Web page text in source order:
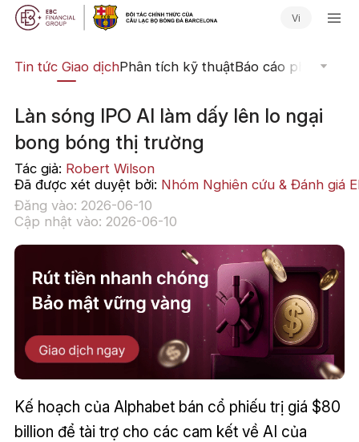
Vi
Tin tức Giao dịchPhân tích kỹ thuậtBáo cáo phân tích
Làn sóng IPO AI làm dấy lên lo ngại
bong bóng thị trường
Tác giả: Robert Wilson
Đã được xét duyệt bởi: Nhóm Nghiên cứu & Đánh giá
Đăng vào: 2026-06-10
Cập nhật vào: 2026-06-10
Kế hoạch của Alphabet bán cổ phiếu trị giá $80
billion để tài trợ cho các cam kết về AI của